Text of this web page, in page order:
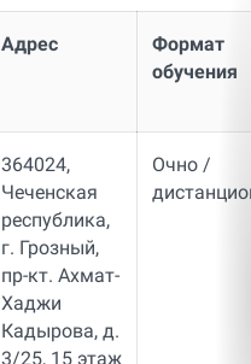
Адрес
Формат
обучения
364024,
Чеченская
республика,
г. Грозный,
пр-кт. Ахмат-
Хаджи
Кадырова, д.
3/25, 15 этаж
Очно /